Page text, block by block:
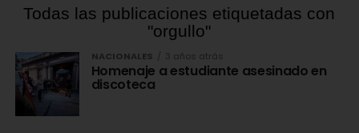
Todas las publicaciones etiquetadas con
"orgullo"
NACIONALES 3 años atrás
Homenaje a estudiante asesinado en
discoteca